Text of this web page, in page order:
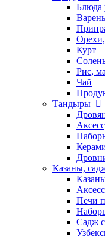
Блюда
Курт
Рис,
Чай
Тандыры
Казаны,
Печи
Садж